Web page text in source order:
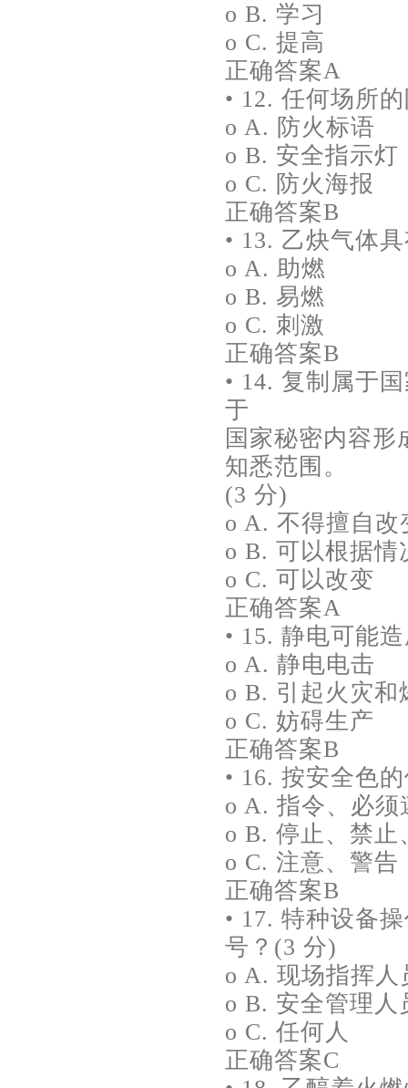
o B. 学习
o C. 提高
正确答案A
• 12. 任何场所
o A. 防火标语
o B. 安全指示灯
o C. 防火海报
正确答案B
• 13. 乙炔气体
o A. 助燃
o B. 易燃
o C. 刺激
正确答案B
• 14. 复制属于
于
国家秘密内容
知悉范围。
(3 分)
o A. 不得擅自改
o B. 可以根据情
o C. 可以改变
正确答案A
• 15. 静电可能
o A. 静电电击
o B. 引起火灾和
o C. 妨碍生产
正确答案B
• 16. 按安全色
o A. 指令、必须
o B. 停止、禁止
o C. 注意、警告
正确答案B
• 17. 特种设备
号？(3 分)
o A. 现场指挥人
o B. 安全管理人
o C. 任何人
正确答案C